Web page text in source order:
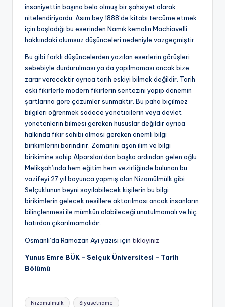
insaniyettin başına bela olmuş bir şahsiyet olarak
nitelendiriyordu. Asım bey 1888’de kitabı tercüme etmek
için başladığı bu eserinden Namık kemalin Machiavelli
hakkındaki olumsuz düşünceleri nedeniyle vazgeçmiştir.
Bu gibi farklı düşüncelerden yazılan eserlerin görüşleri
sebebiyle durdurulması ya da yapılmaması ancak bize
zarar verecektir ayrıca tarih eskiyi bilmek değildir. Tarih
eski fikirlerle modern fikirlerin sentezini yapıp dönemin
şartlarına göre çözümler sunmaktır. Bu paha biçilmez
bilgileri öğrenmek sadece yöneticilerin veya devlet
yönetenlerin bilmesi gereken hususlar değildir ayrıca
halkında fikir sahibi olması gereken önemli bilgi
birikimlerini barındırır. Zamanını aşan ilim ve bilgi
birikimine sahip Alparslan’dan başka ardından gelen oğlu
Melikşah’ında hem eğitim hem vezirliğinde bulunan bu
vazifeyi 27 yıl boyunca yapmış olan Nizamülmülk gibi
Selçuklunun beyni sayılabilecek kişilerin bu bilgi
birikimlerin gelecek nesillere aktarılması ancak insanların
bilinçlenmesi ile mümkün olabileceği unutulmamalı ve hiç
hatırdan çıkarılmamalıdır.
Osmanlı’da Ramazan Ayı yazısı için tıklayınız
Yunus Emre BÜK – Selçuk Üniversitesi – Tarih
Bölümü
Tags:
Nizamülmülk Siyasetname